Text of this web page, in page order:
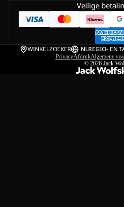
Veilige
WINKELZOEKER NLREGIO- EN
PrivacyAfdrukAlgemene
© 2026 Jack